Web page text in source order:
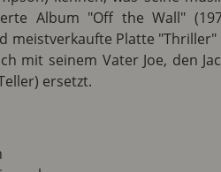
Album "Off the Wall"
meistverkaufte Platte
mit seinem Vater Joe, den
ersetzt.